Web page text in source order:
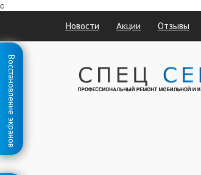
с
Восстановление экранов
Новости Акции Отзывы